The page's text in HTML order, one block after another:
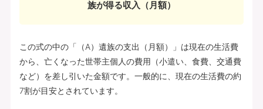
族が得る収入（月額）
この式の中の「（A）遺族の支出（月額）」は現在の生活費
から、亡くなった世帯主個人の費用（小遣い、食費、交通費
など）を差し引いた金額です。一般的に、現在の生活費の約
7割が目安とされています。